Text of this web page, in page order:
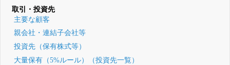
取引・投資先
主要な顧客
親会社・連結子会社等
投資先（保有株式等）
大量保有（5%ルール）（投資先一覧）